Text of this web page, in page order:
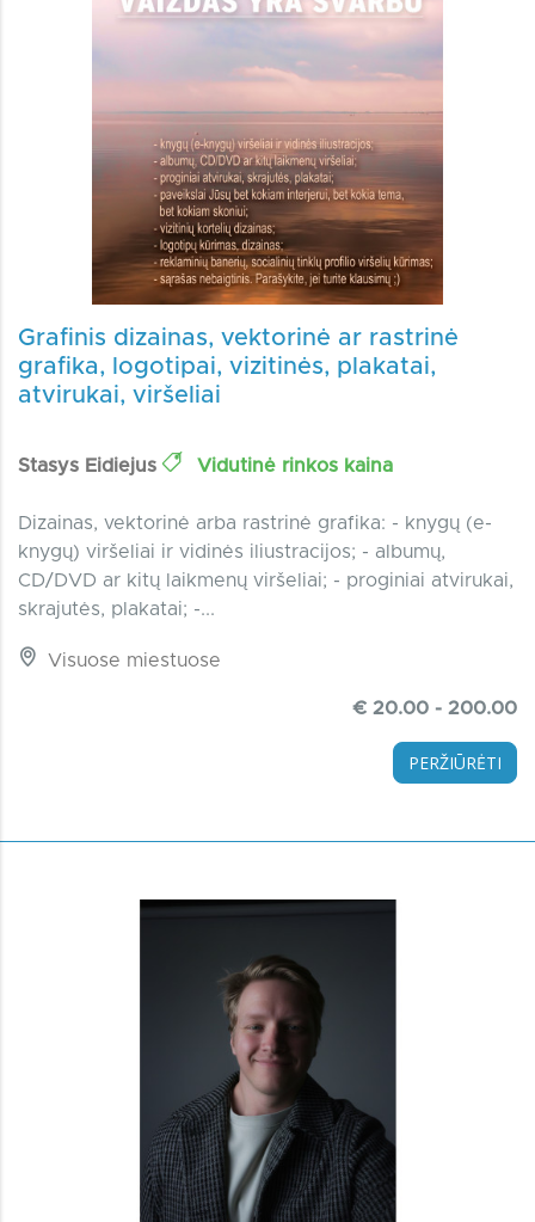
Grafinis dizainas, vektorinė ar rastrinė
grafika, logotipai, vizitinės, plakatai,
atvirukai, viršeliai
Stasys Eidiejus Vidutinė rinkos kaina
Dizainas, vektorinė arba rastrinė grafika: - knygų (e-
knygų) viršeliai ir vidinės iliustracijos; - albumų,
CD/DVD ar kitų laikmenų viršeliai; - proginiai atvirukai,
skrajutės, plakatai; -...
Visuose miestuose
€ 20.00 - 200.00
PERŽIŪRĖTI